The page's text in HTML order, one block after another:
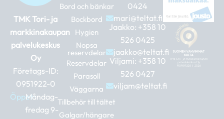
TMK Tori- ja
markkinakaupan
palvelukeskus
Oy
Företags-ID:
0951922-0
Öppet:Måndag-
fredag 9-
Bord och bänkar
Bockbord
Hygien
Nopsa
reservdelar
Reservdelar
Parasoll
Väggarna
Tillbehör till tältet
Galgar/hängare
0424
mari@teltat.fi
Jaakko: +358 10
526 0425
jaakko@teltat.fi
Viljami: +358 10
526 0427
viljam@teltat.fi